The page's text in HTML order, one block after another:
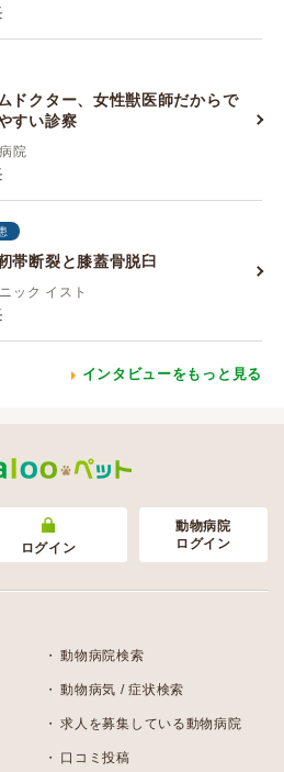
ドクター、女性獣医師だからで
すい診察
院
帯断裂と膝蓋骨脱臼
ック イスト
インタビューをもっと見る
ログイン
動物病院
ログイン
動物病院検索
動物病気 / 症状検索
求人を募集している動物病院
口コミ投稿